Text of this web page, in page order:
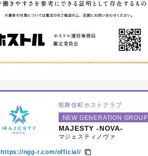
歌舞伎町ホストクラブ
NEW GENERATION GROUP
MAJESTY -NOVA-
マジェスティノヴァ
https://ngg-r.com/official/